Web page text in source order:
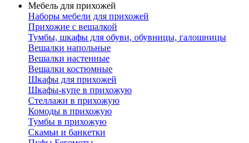
Мебель для прихожей
Наборы мебели для прихожей
Прихожие с вешалкой
Тумбы, шкафы для обуви, обувницы, галошницы
Вешалки напольные
Вешалки настенные
Вешалки костюмные
Шкафы для прихожей
Шкафы-купе в прихожую
Стеллажи в прихожую
Комоды в прихожую
Тумбы в прихожую
Скамьи и банкетки